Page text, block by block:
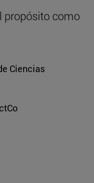
propósito como
Ciencias